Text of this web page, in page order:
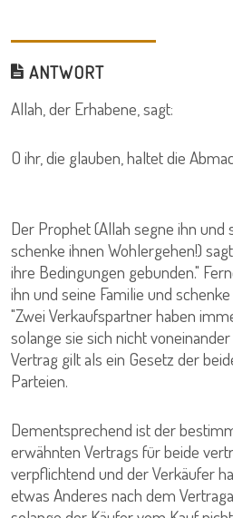
ANTWORT
Allah, der Erhabene, sagt:
O ihr, die glauben, haltet die
(Sure 5,
Der Prophet (Allah segne ihn und
schenke ihnen Wohlergehen!)
ihre Bedingungen gebunden."
ihn und seine Familie und
"Zwei Verkaufspartner haben
solange sie sich nicht
Vertrag gilt als ein Gesetz der
Parteien.
Dementsprechend ist der
erwähnten Vertrags für beide
verpflichtend und der Verkäufer
etwas Anderes nach dem